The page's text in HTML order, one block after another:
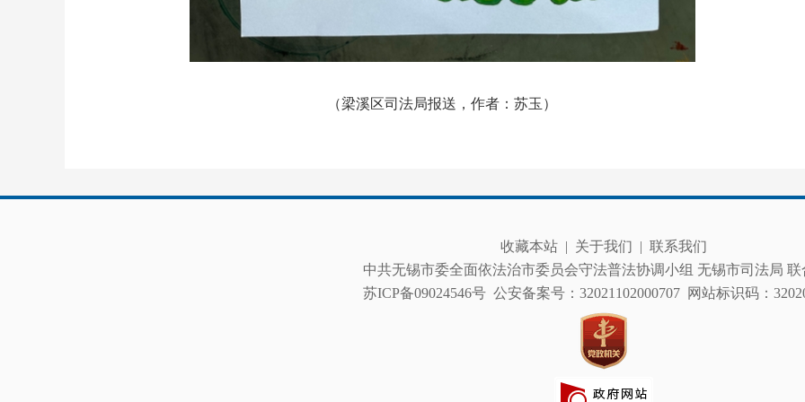
（梁溪区司法局报送，作者：苏玉）
收藏本站 | 关于我们 | 联系我们
中共无锡市委全面依法治市委员会守法普法协调小组 无锡市司法局 联
苏ICP备09024546号 公安备案号：32021102000707网站标识码：